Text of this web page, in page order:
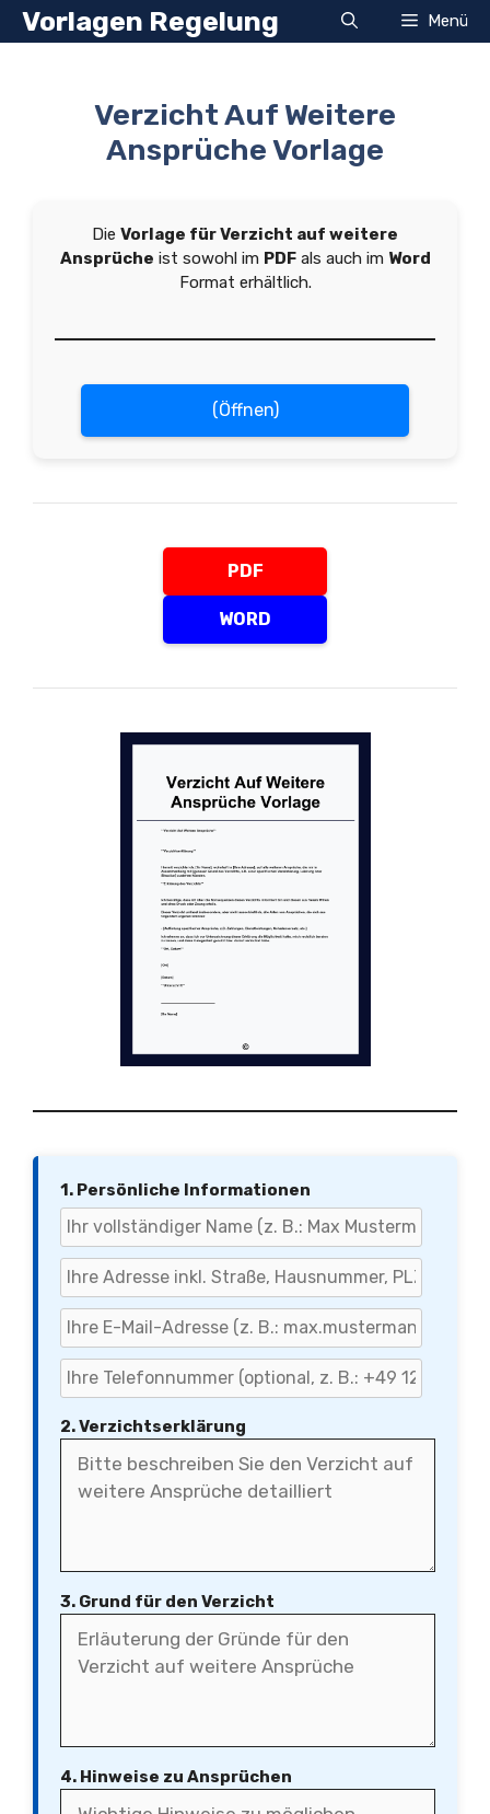
Zum
InhaltVorlagen Regelung Menü
Verzicht Auf Weitere
Ansprüche Vorlage
Die Vorlage für Verzicht auf weitere
Ansprüche ist sowohl im PDFals auch im Word
Format erhältlich.
(Öffnen)
PDF
WORD
1. Persönliche Informationen
2. Verzichtserklärung
3. Grund für den Verzicht
4. Hinweise zu Ansprüchen